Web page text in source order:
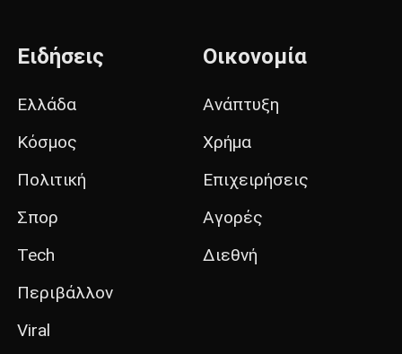
Ειδήσεις
Ελλάδα
Κόσμος
Πολιτική
Σπορ
Tech
Περιβάλλον
Viral
Οικονομία
Ανάπτυξη
Χρήμα
Επιχειρήσεις
Αγορές
Διεθνή